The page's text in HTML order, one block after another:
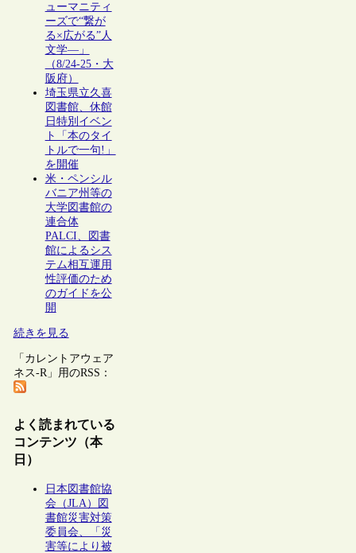
ューマニティ
ーズで“繋が
る×広がる”人
文学―」
（8/24-25・大
阪府）
埼玉県立久喜
図書館、休館
日特別イベン
ト「本のタイ
トルで一句!」
を開催
米・ペンシル
バニア州等の
大学図書館の
連合体
PALCI、図書
館によるシス
テム相互運用
性評価のため
のガイドを公
開
続きを見る
「カレントアウェア
ネス-R」用のRSS：
よく読まれている
コンテンツ（本
日）
日本図書館協
会（JLA）図
書館災害対策
委員会、「災
害等により被